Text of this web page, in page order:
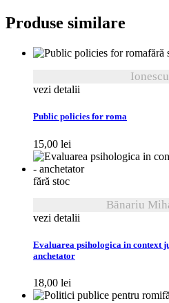
Produse similare
fără
vezi detalii
Public policies for roma
15,00 lei
fără stoc
Bănariu
vezi detalii
Evaluarea psihologica in context
anchetator
18,00 lei